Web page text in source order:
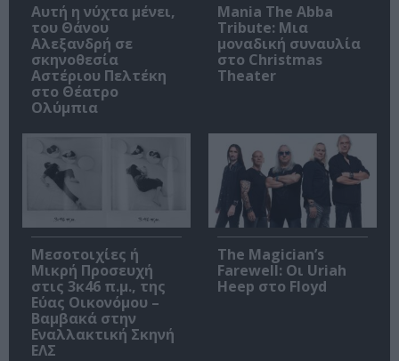
Αυτή η νύχτα μένει,
του Θάνου
Αλεξανδρή σε
σκηνοθεσία
Αστέριου Πελτέκη
στο Θέατρο
Ολύμπια
Mania The Abba
Tribute: Μια
μοναδική συναυλία
στο Christmas
Theater
Μεσοτοιχίες ή
Μικρή Προσευχή
στις 3κ46 π.μ., της
Εύας Οικονόμου –
Βαμβακά στην
Εναλλακτική Σκηνή
ΕΛΣ
The Magician’s
Farewell: Οι Uriah
Heep στο Floyd